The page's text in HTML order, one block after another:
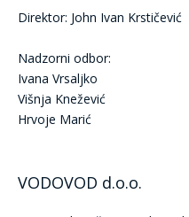
Direktor: John Ivan Krstičević
Nadzorni odbor:
Ivana Vrsaljko
Višnja Knežević
Hrvoje Marić
VODOVOD d.o.o.